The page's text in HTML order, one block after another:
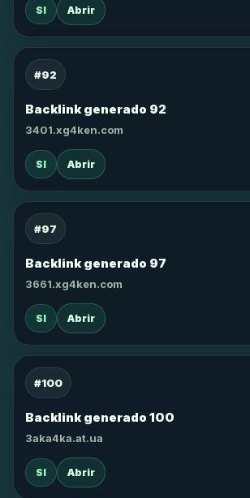
SI Abrir
#92
Backlink generado 92
3401.xg4ken.com
SI Abrir
#97
Backlink generado 97
3661.xg4ken.com
SI Abrir
#100
Backlink generado 100
3aka4ka.at.ua
SI Abrir